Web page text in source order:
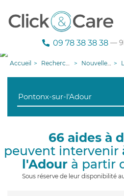
09 78 38 38 38 —
Accueil Recherche aide à domicile Nouvelle-Aquitaine
66 aides à
peuvent intervenir
l'Adourà partir
Sous réserve de leur disponibilité